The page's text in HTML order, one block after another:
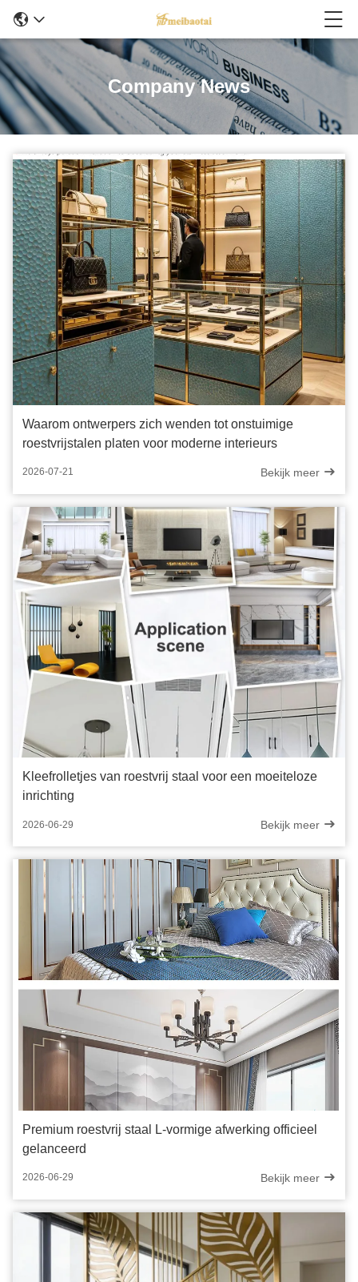
Company News
Waarom ontwerpers zich wenden tot onstuimige
roestvrijstalen platen voor moderne interieurs
2026-07-21 Bekijk meer
Kleefrolletjes van roestvrij staal voor een moeiteloze
inrichting
2026-06-29 Bekijk meer
Premium roestvrij staal L-vormige afwerking officieel
gelanceerd
2026-06-29 Bekijk meer